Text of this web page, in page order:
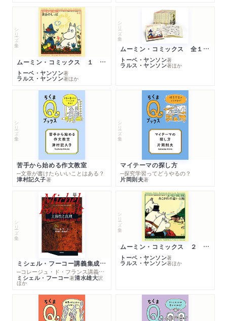
シリーズ・全集
ムーミン・コミックス １ 黄金のしっぽ
トーベ・ヤンソン著
ラルス・ヤンソン著ほか
シリーズ・全集
ムーミン・コミックス 全１４巻セット
トーベ・ヤンソン著
ラルス・ヤンソン著ほか
シリーズ・全集
苦手から始める作文教室
─文章が書けたらいいことはある？
津村記久子著
シリーズ・全集
マイテーマの探し方
─探究学習ってどうやるの？
片岡則夫著
シリーズ・全集
ミシェル・フーコー講義集成１０ 主体性と真理
─コレージュ・ド・フランス講義１９８０－１９８１年度
ミシェル・フーコー著清水雄大訳
ほか
シリーズ・全集
ムーミン・コミックス ２ あこがれの遠い土地
トーベ・ヤンソン著
ラルス・ヤンソン著ほか